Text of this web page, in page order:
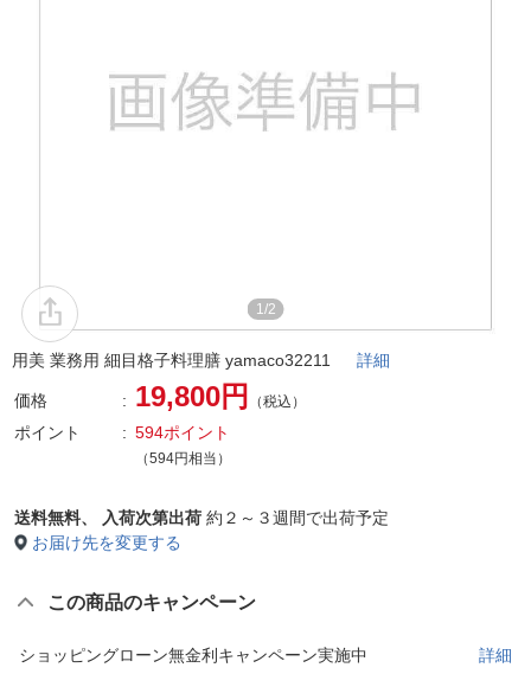
1/2
用美 業務用 細目格子料理膳 yamaco32211 詳細
価格 19,800円 （税込）
ポイント 594ポイント
（594円相当）
送料無料、 入荷次第出荷 約２～３週間で出荷予定
お届け先を変更する
この商品のキャンペーン
ショッピングローン無金利キャンペーン実施中 詳細